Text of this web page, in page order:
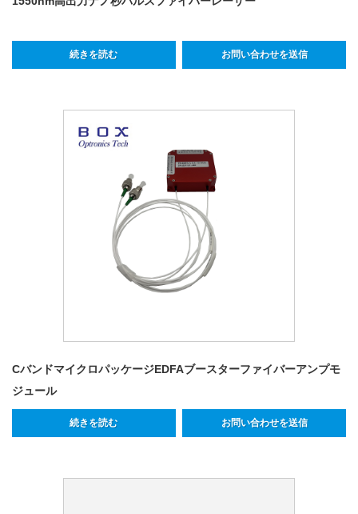
続きを読む お問い合わせを送信
CバンドマイクロパッケージEDFAブースターファイバーアンプモ
ジュール
続きを読む お問い合わせを送信